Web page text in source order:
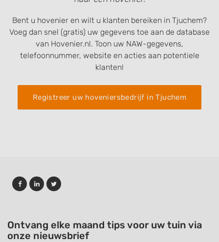
Bent u hovenier en wilt u klanten bereiken in Tjuchem?
Voeg dan snel (gratis) uw gegevens toe aan de database
van Hovenier.nl. Toon uw NAW-gegevens,
telefoonnummer, website en acties aan potentiele
klanten!
Registreer uw hoveniersbedrijf in Tjuchem
Ontvang elke maand tips voor uw tuin via
onze nieuwsbrief